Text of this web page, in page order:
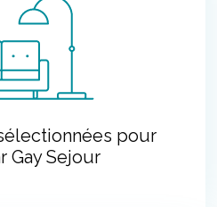
pour
Gay Sejour